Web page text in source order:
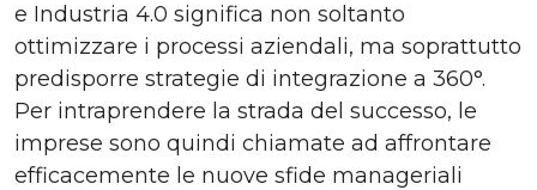
e Industria 4.0 significa non soltanto
ottimizzare i processi aziendali, ma soprattutto
predisporre strategie di integrazione a 360°.
Per intraprendere la strada del successo, le
imprese sono quindi chiamate ad affrontare
efficacemente le nuove sfide manageriali